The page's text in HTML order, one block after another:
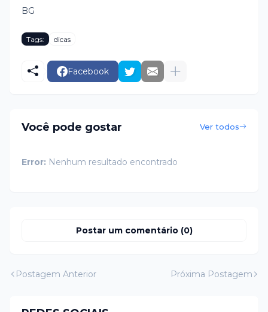
BG
Tags: dicas
Facebook
Você pode gostar Ver todos
Error: Nenhum resultado encontrado
Postar um comentário (0)
Postagem Anterior Próxima Postagem